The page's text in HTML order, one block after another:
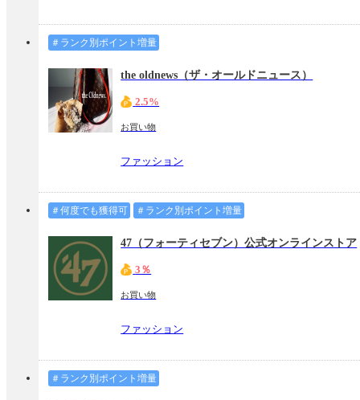
＃ランク別ポイント増量
the oldnews（ザ・オールドニュース）
2.5%
お買い物
ファッション
＃何度でも獲得可 ＃ランク別ポイント増量
47（フォーティセブン）公式オンラインストア
3％
お買い物
ファッション
＃ランク別ポイント増量